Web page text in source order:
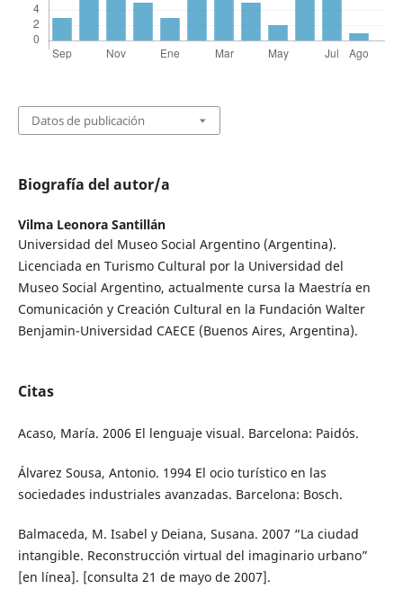
Datos de publicación
Biografía del autor/a
Vilma Leonora Santillán
Universidad del Museo Social Argentino (Argentina).
Licenciada en Turismo Cultural por la Universidad del
Museo Social Argentino, actualmente cursa la Maestría en
Comunicación y Creación Cultural en la Fundación Walter
Benjamin-Universidad CAECE (Buenos Aires, Argentina).
Citas
Acaso, María. 2006 El lenguaje visual. Barcelona: Paidós.
Álvarez Sousa, Antonio. 1994 El ocio turístico en las
sociedades industriales avanzadas. Barcelona: Bosch.
Balmaceda, M. Isabel y Deiana, Susana. 2007 “La ciudad
intangible. Reconstrucción virtual del imaginario urbano”
[en línea]. [consulta 21 de mayo de 2007].